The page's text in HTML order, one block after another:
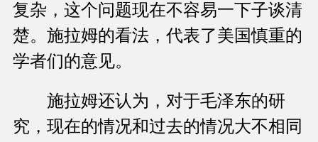
复杂，这个问题现在不容易一下子谈清
楚。施拉姆的看法，代表了美国慎重的
学者们的意见。
施拉姆还认为，对于毛泽东的研
究，现在的情况和过去的情况大不相同